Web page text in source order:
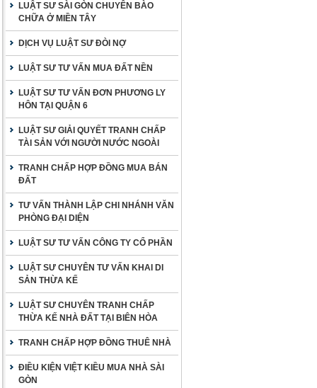
LUẬT SƯ SÀI GÒN CHUYÊN BÀO
CHỮA Ở MIỀN TÂY
DỊCH VỤ LUẬT SƯ ĐÒI NỢ
LUẬT SƯ TƯ VẤN MUA ĐẤT NỀN
LUẬT SƯ TƯ VẤN ĐƠN PHƯƠNG LY
HÔN TẠI QUẬN 6
LUẬT SƯ GIẢI QUYẾT TRANH CHẤP
TÀI SẢN VỚI NGƯỜI NƯỚC NGOÀI
TRANH CHẤP HỢP ĐỒNG MUA BÁN
ĐẤT
TƯ VẤN THÀNH LẬP CHI NHÁNH VĂN
PHÒNG ĐẠI DIỆN
LUẬT SƯ TƯ VẤN CÔNG TY CỔ PHẦN
LUẬT SƯ CHUYÊN TƯ VẤN KHAI DI
SẢN THỪA KẾ
LUẬT SƯ CHUYÊN TRANH CHẤP
THỪA KẾ NHÀ ĐẤT TẠI BIÊN HÒA
TRANH CHẤP HỢP ĐỒNG THUÊ NHÀ
ĐIỀU KIỆN VIỆT KIỀU MUA NHÀ SÀI
GÒN